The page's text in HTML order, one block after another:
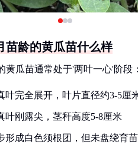
苗龄的黄瓜苗什么样
黄瓜苗通常处于'两叶一心'阶段：
叶完全展开，叶片直径约3-5厘
叶刚露尖，茎秆高度5-8厘米
形成白色须根团，但未盘绕育